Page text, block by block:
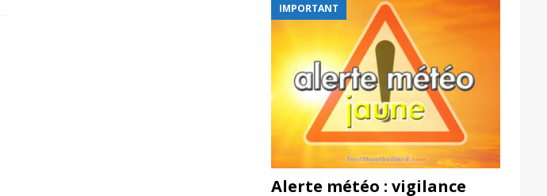
IMPORTANT
Alerte météo : vigilance